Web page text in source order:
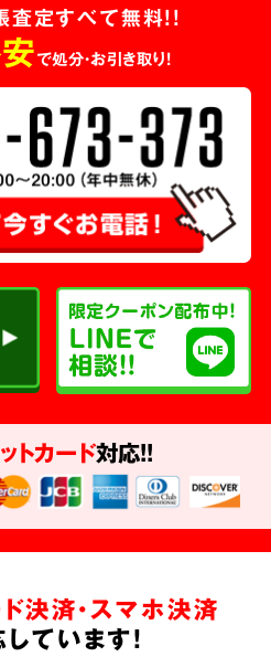
査定すべて無料!!
で処分・お引き取り！
トカード対応!!
決済・スマホ決済
ています!